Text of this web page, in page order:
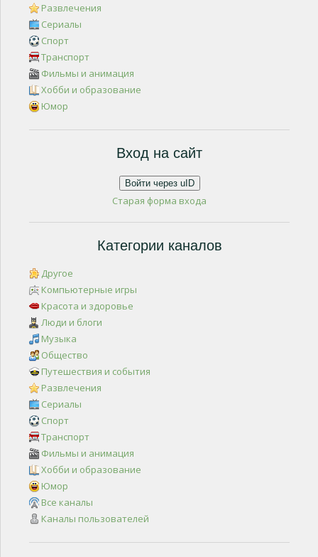
Развлечения
Сериалы
Спорт
Транспорт
Фильмы и анимация
Хобби и образование
Юмор
Вход на сайт
Войти через uID
Старая форма входа
Категории каналов
Другое
Компьютерные игры
Красота и здоровье
Люди и блоги
Музыка
Общество
Путешествия и события
Развлечения
Сериалы
Спорт
Транспорт
Фильмы и анимация
Хобби и образование
Юмор
Все каналы
Каналы пользователей